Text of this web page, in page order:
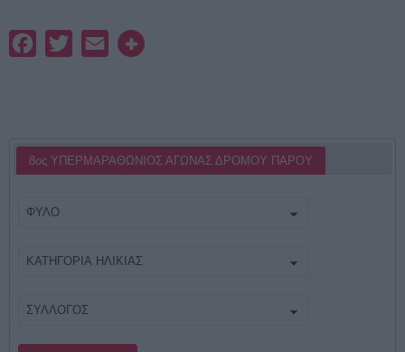
FacebookTwitterEmail
8ος ΥΠΕΡΜΑΡΑΘΩΝΙΟΣ ΑΓΩΝΑΣ ΔΡΟΜΟΥ ΠΑΡΟΥ